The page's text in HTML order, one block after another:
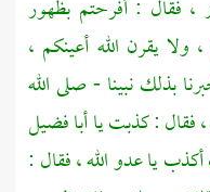
، فقال : أفرحتم بظهور
ولا يقرن الله أعينكم ،
بذلك نبينا - صلى الله
فقال : كذبت ياأبا فضيل
يا عدو الله ، فقال :